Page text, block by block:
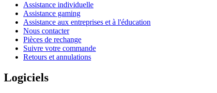
Assistance individuelle
Assistance gaming
Assistance aux entreprises et à l'éducation
Nous contacter
Pièces de rechange
Suivre votre commande
Retours et annulations
Logiciels